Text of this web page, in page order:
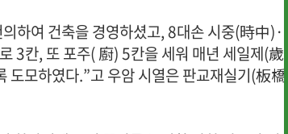
하여 건축을 경영하셨고, 8대손 시중(時中)·
3칸, 또 포주( 廚) 5칸을 세워 매년 세일제(
도모하였다.”고 우암 시열은 판교재실기(板